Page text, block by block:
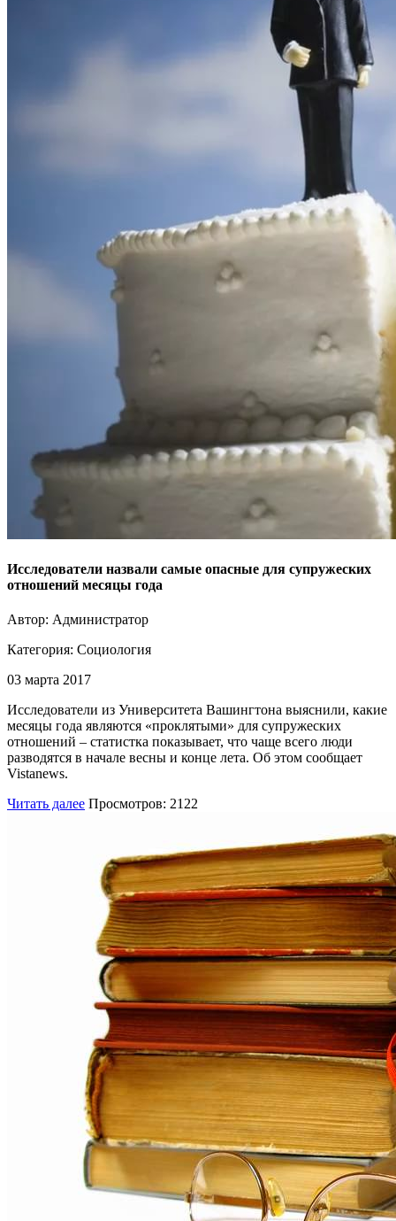
Исследователи назвали самые опасные для супружеских
отношений месяцы года
Автор: Администратор
Категория: Социология
03 марта 2017
Исследователи из Университета Вашингтона выяснили, какие
месяцы года являются «проклятыми» для супружеских
отношений – статистка показывает, что чаще всего люди
разводятся в начале весны и конце лета. Об этом сообщает
Vistanews.
Читать далее Просмотров: 2122